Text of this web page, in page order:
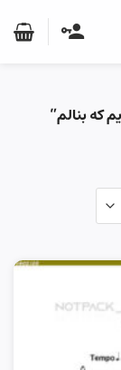
که بنالم”